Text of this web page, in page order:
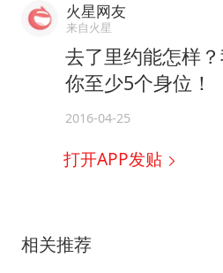
火星网友
来自火星
去了里约能怎样
你至少5个身位！
2016-04-25
打开APP发贴
相关推荐